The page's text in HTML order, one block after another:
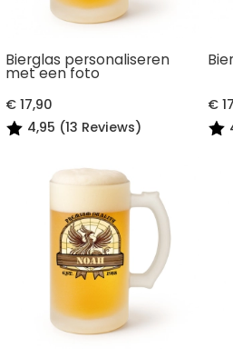
Bierglas personaliseren
met een foto
€ 17,90
4,95 (13 Reviews)
€